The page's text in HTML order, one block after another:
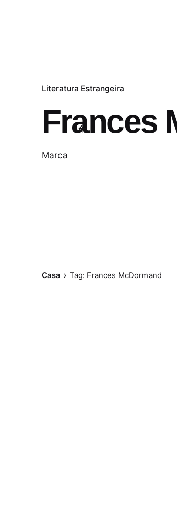
Literatura Estrangeira
Frances
Marca
Casa Tag: Frances McDormand